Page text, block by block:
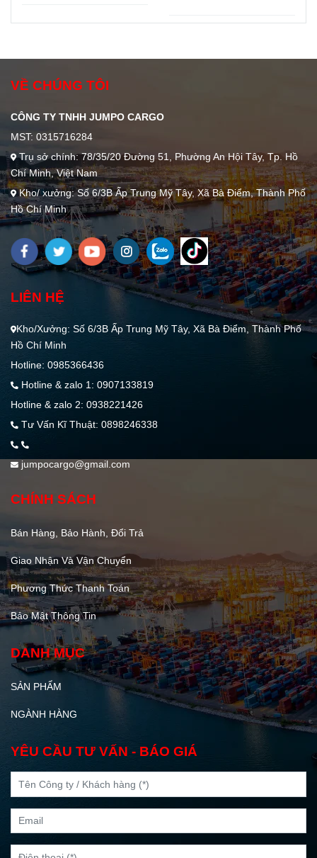
Thuật
Phải Ai
Chằng
VỀ CHÚNG TÔI
CÔNG TY TNHH JUMPO CARGO
MST: 0315716284
Trụ sở chính: 78/35/20 Đường 51, Phường An Hội Tây, Tp. Hồ
Chí Minh, Việt Nam
Kho/ xưởng: Số 6/3B Ấp Trung Mỹ Tây, Xã Bà Điểm, Thành Phố
Hồ Chí Minh
LIÊN HỆ
Kho/Xưởng: Số 6/3B Ấp Trung Mỹ Tây, Xã Bà Điểm, Thành Phố
Hồ Chí Minh
Hotline: 0985366436
Hotline & zalo 1: 0907133819
Hotline & zalo 2: 0938221426
Tư Vấn Kĩ Thuật: 0898246338
jumpocargo@gmail.com
CHÍNH SÁCH
Bán Hàng, Bảo Hành, Đổi Trả
Giao Nhận Và Vận Chuyển
Phương Thức Thanh Toán
Bảo Mật Thông Tin
DANH MỤC
SẢN PHẨM
NGÀNH HÀNG
YÊU CẦU TƯ VẤN - BÁO GIÁ